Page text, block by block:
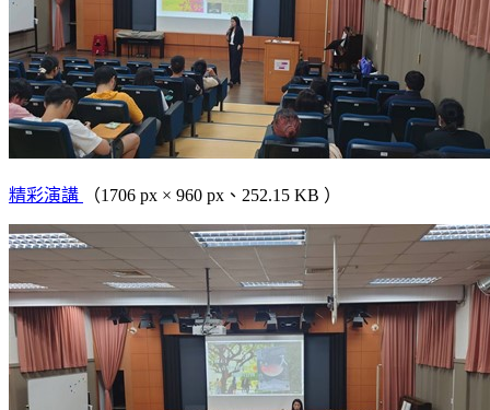
精彩演講 （1706 px × 960 px、252.15 KB ）